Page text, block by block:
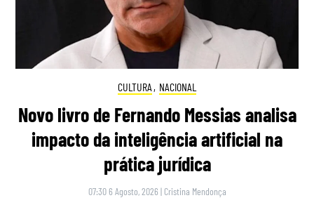
CULTURA , NACIONAL
Novo livro de Fernando Messias analisa
impacto da inteligência artificial na
prática jurídica
07:30 6 Agosto, 2026 | Cristina Mendonça